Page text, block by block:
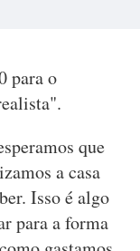
para o
que
a casa
Isso é algo
para a forma